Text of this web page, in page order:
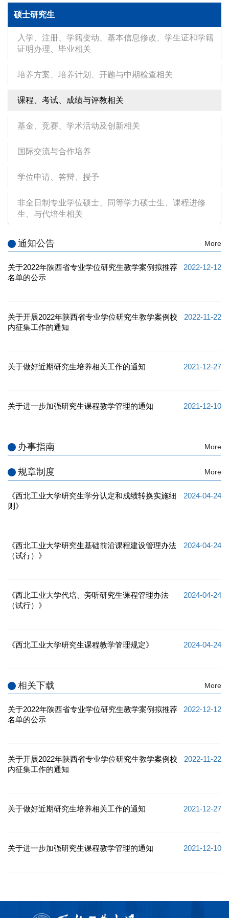
硕士研究生
入学、注册、学籍变动、基本信息修改、学生证和学籍
证明办理、毕业相关
培养方案、培养计划、开题与中期检查相关
课程、考试、成绩与评教相关
基金、竞赛、学术活动及创新相关
国际交流与合作培养
学位申请、答辩、授予
非全日制专业学位硕士、同等学力硕士生、课程进修
生、与代培生相关
通知公告 More
2022-12-12
关于2022年陕西省专业学位研究生教学案例拟推荐
名单的公示
2022-11-22
关于开展2022年陕西省专业学位研究生教学案例校
内征集工作的通知
2021-12-27
关于做好近期研究生培养相关工作的通知
2021-12-10
关于进一步加强研究生课程教学管理的通知
办事指南 More
规章制度 More
2024-04-24
《西北工业大学研究生学分认定和成绩转换实施细
则》
2024-04-24
《西北工业大学研究生基础前沿课程建设管理办法
（试行）》
2024-04-24
《西北工业大学代培、旁听研究生课程管理办法
（试行）》
2024-04-24
《西北工业大学研究生课程教学管理规定》
相关下载 More
2022-12-12
关于2022年陕西省专业学位研究生教学案例拟推荐
名单的公示
2022-11-22
关于开展2022年陕西省专业学位研究生教学案例校
内征集工作的通知
2021-12-27
关于做好近期研究生培养相关工作的通知
2021-12-10
关于进一步加强研究生课程教学管理的通知